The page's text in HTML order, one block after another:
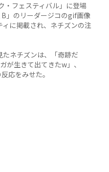
・フェスティバル」に登場
」のリーダージコのgif画像
に掲載され、ネチズンの注
ネチズンは、「奇跡だ
が生きて出てきたw」、
応をみせた。